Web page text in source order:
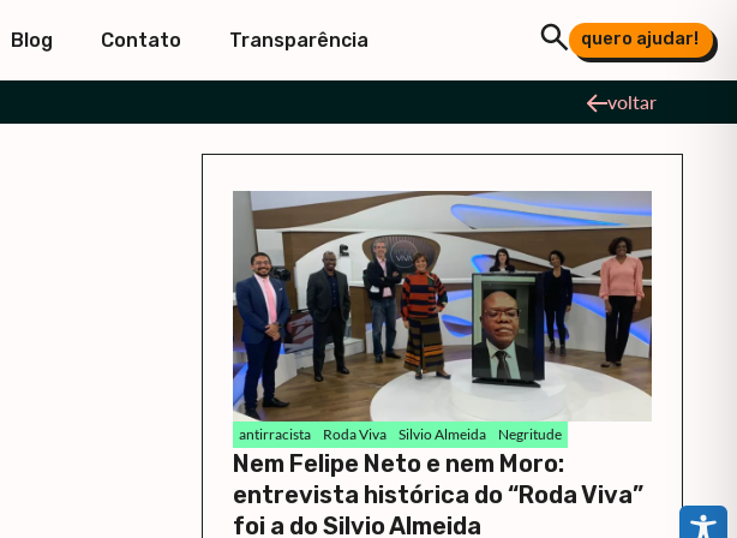
Blog Contato Transparência quero ajudar!
voltar
antirracista Roda Viva Silvio Almeida Negritude
Nem Felipe Neto e nem Moro:
entrevista histórica do “Roda Viva”
foi a do Silvio Almeida